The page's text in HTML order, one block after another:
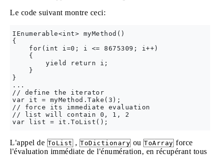
Le code suivant montre ceci:
IEnumerable<int> myMethod()
{
    for(int i=0; i <= 8675309; i++)
    {
        yield return i;
    }
}
...
// define the iterator
var it = myMethod.Take(3);
// force its immediate evaluation
// list will contain 0, 1, 2
L'appel de ToList , ToDictionary ou ToArray force
l'évaluation immédiate de l'énumération, en récupérant tous